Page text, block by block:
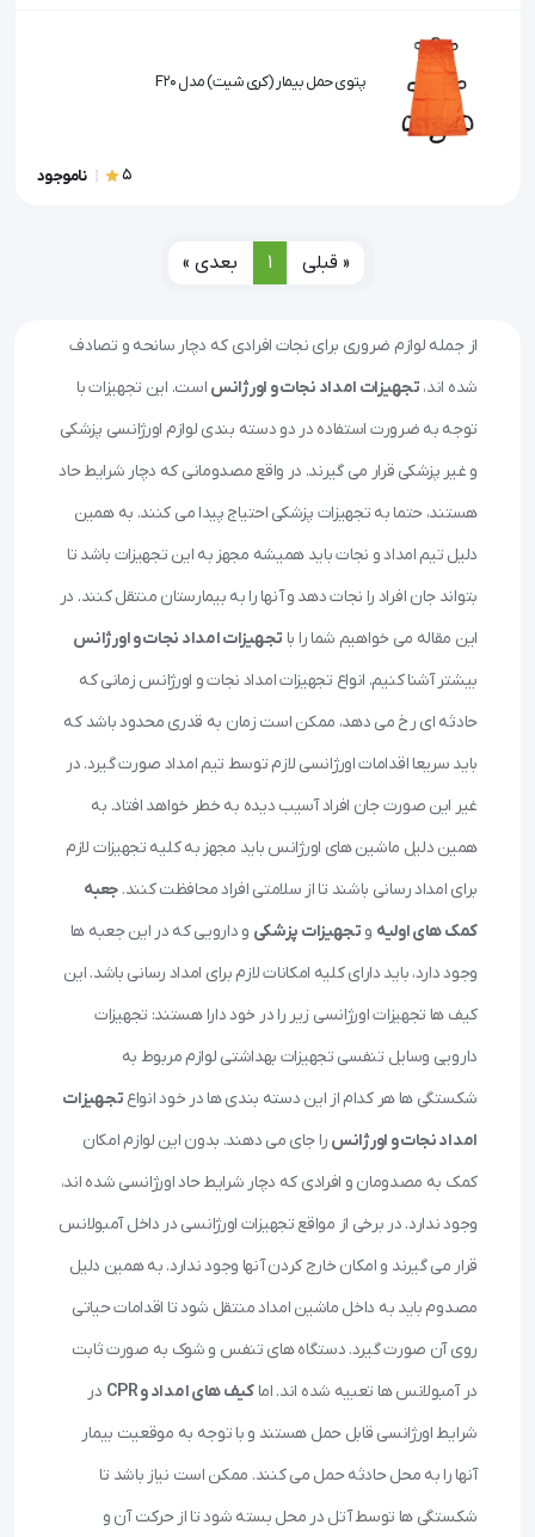
پتوی حمل بیمار (کری شیت) مدل F20
5 ناموجود
« قبلی 1 بعدی »
از جمله لوازم ضروری برای نجات افرادی که دچار سانحه و تصادف
شده اند، تجهیزات امداد نجات و اورژانس است. این تجهیزات با
توجه به ضرورت استفاده در دو دسته بندی لوازم اورژانسی پزشکی
و غیر پزشکی قرار می گیرند. در واقع مصدومانی که دچار شرایط حاد
هستند، حتما به تجهیزات پزشکی احتیاج پیدا می کنند. به همین
دلیل تیم امداد و نجات باید همیشه مجهز به این تجهیزات باشد تا
بتواند جان افراد را نجات دهد و آنها را به بیمارستان منتقل کنند. در
این مقاله می خواهیم شما را با تجهیزات امداد نجات و اورژانس
بیشتر آشنا کنیم. انواع تجهیزات امداد نجات و اورژانس زمانی که
حادثه ای رخ می دهد، ممکن است زمان به قدری محدود باشد که
باید سریعا اقدامات اورژانسی لازم توسط تیم امداد صورت گیرد. در
غیر این صورت جان افراد آسیب دیده به خطر خواهد افتاد. به
همین دلیل ماشین های اورژانس باید مجهز به کلیه تجهیزات لازم
برای امداد رسانی باشند تا از سلامتی افراد محافظت کنند. جعبه
کمک های اولیه و تجهیزات پزشکی و دارویی که در این جعبه ها
وجود دارد، باید دارای کلیه امکانات لازم برای امداد رسانی باشد. این
کیف ها تجهیزات اورژانسی زیر را در خود دارا هستند: تجهیزات
دارویی وسایل تنفسی تجهیزات بهداشتی لوازم مربوط به
شکستگی ها هر کدام از این دسته بندی ها در خود انواع تجهیزات
امداد نجات و اورژانس را جای می دهند. بدون این لوازم امکان
کمک به مصدومان و افرادی که دچار شرایط حاد اورژانسی شده اند،
وجود ندارد. در برخی از مواقع تجهیزات اورژانسی در داخل آمبولانس
قرار می گیرند و امکان خارج کردن آنها وجود ندارد. به همین دلیل
مصدوم باید به داخل ماشین امداد منتقل شود تا اقدامات حیاتی
روی آن صورت گیرد. دستگاه های تنفس و شوک به صورت ثابت
در آمبولانس ها تعبیه شده اند. اماکیف های امداد و CPR
در
شرایط اورژانسی قابل حمل هستند و با توجه به موقعیت بیمار
آنها را به محل حادثه حمل می کنند. ممکن است نیاز باشد تا
شکستگی ها توسط آتل در محل بسته شود تا از حرکت آن و